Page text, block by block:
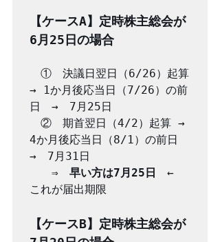
【ケースA】定時株主総会が
6月25日の場合
①　決議日翌日（6/26）起算
→ 1か月後応当日（7/26）の前
日　→　7月25日
②　期首翌日（4/2）起算 →
4か月後応当日（8/1）の前日
→　7月31日
⇒ 早い方は7月25日
←
これが届出期限
【ケースB】定時株主総会が